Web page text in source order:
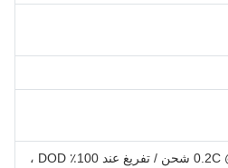
> 3000 دورة @ 0.2C شحن / تفريغ عند 100٪ DOD ،